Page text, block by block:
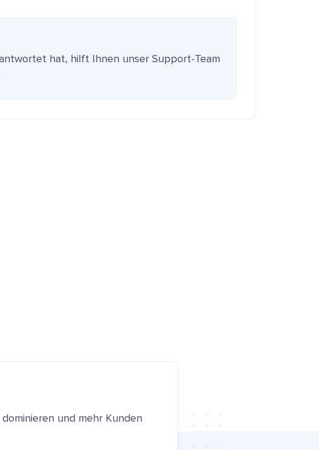
hat, hilft Ihnen unser Support-Team
und mehr Kunden